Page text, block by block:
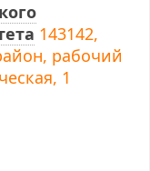
143142,
рабочий
1